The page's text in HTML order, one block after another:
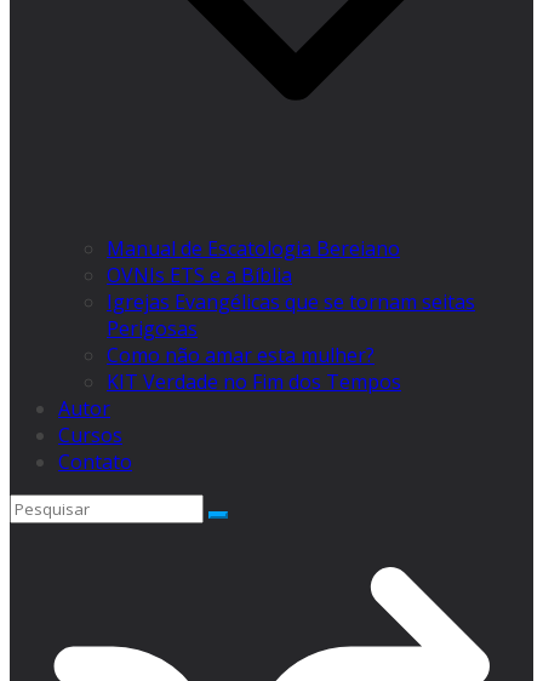
Manual de Escatologia Bereiano
OVNIs ETS e a Bíblia
Igrejas Evangélicas que se tornam seitas
Perigosas
Como não amar esta mulher?
KIT Verdade no Fim dos Tempos
Autor
Cursos
Contato